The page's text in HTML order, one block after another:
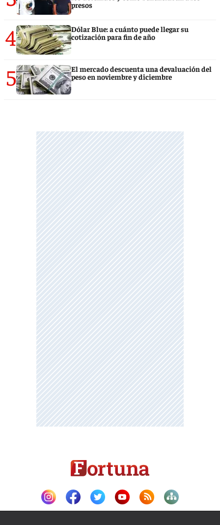
presos
4
Dólar Blue: a cuánto puede llegar su
cotización para fin de año
5
El mercado descuenta una devaluación del
peso en noviembre y diciembre